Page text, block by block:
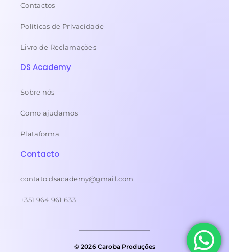
Contactos
Políticas de Privacidade
Livro de Reclamações
DS Academy
Sobre nós
Como ajudamos
Plataforma
Contacto
contato.dsacademy@gmail.com
+351 964 961 633
© 2026 Caroba Produções